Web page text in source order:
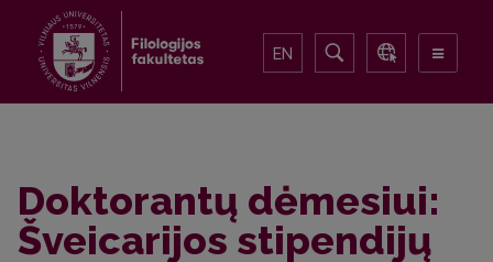
EN
Doktorantų dėmesiui:
Šveicarijos stipendijų